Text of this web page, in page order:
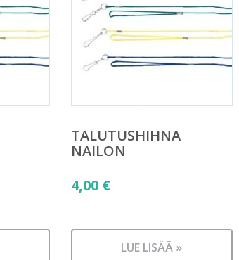
TALUTUSHIHNA
NAILON
4,00 €
LUE LISÄÄ »